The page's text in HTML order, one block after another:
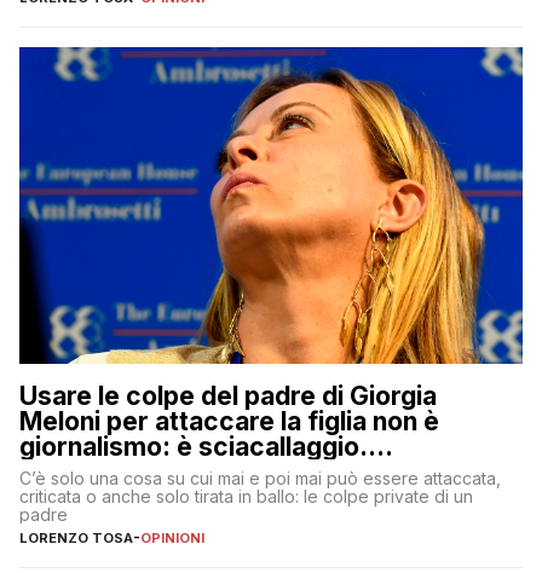
Usare le colpe del padre di Giorgia
Meloni per attaccare la figlia non è
giornalismo: è sciacallaggio.
Dimostriamo di essere diversi
C’è solo una cosa su cui mai e poi mai può essere attaccata,
criticata o anche solo tirata in ballo: le colpe private di un
padre
LORENZO TOSA-OPINIONI